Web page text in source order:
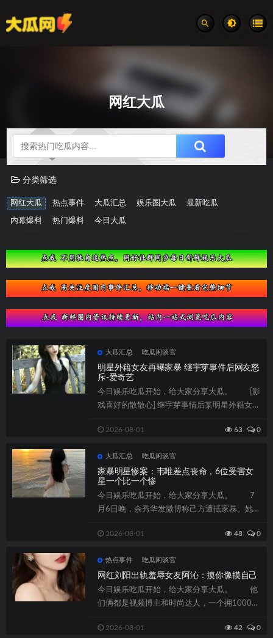
网红大瓜
吃瓜分类速览
分类筛选
网红大瓜 热点事件 大瓜汇总 娱乐圈大瓜 最新吃瓜
内幕爆料 热门爆料 今日大瓜
大瓜汇总 吃瓜闲谈官
明星外籍女友再曝家暴 继宇芽事件后网友怒
斥-爱奇艺
今日娱乐吃瓜开始，给大家分享大瓜。 [影
戏喜好的散散心] 继宇芽事情后某明星外籍女友
2026-08-01 63 0
大瓜汇总 吃瓜闲谈官
家暴明星惨案：韦唯差点丧命，6位受害女
星一个比一个惨
今日娱乐吃瓜开始，给大家分享大瓜。 7
月6日晚，余秀华发微博称己方遭抵家暴。她被
2026-08-01 48 0
热点事件 吃瓜闲谈官
网红刘阳出轨羞辱女友阿沁：摸你像摸自己
今日娱乐吃瓜开始，给大家分享大瓜。 他
们俩都是视频博主和时尚达人，一个拥1000万
2026-08-01 42 0